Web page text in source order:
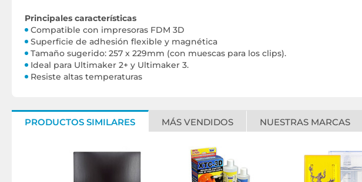
Principales características
Compatible con impresoras FDM 3D
Superficie de adhesión flexible y magnética
Tamaño sugerido: 257 x 229mm (con muescas para los clips).
Ideal para Ultimaker 2+ y Ultimaker 3.
Resiste altas temperaturas
PRODUCTOS SIMILARES MÁS VENDIDOS NUESTRAS MARCAS